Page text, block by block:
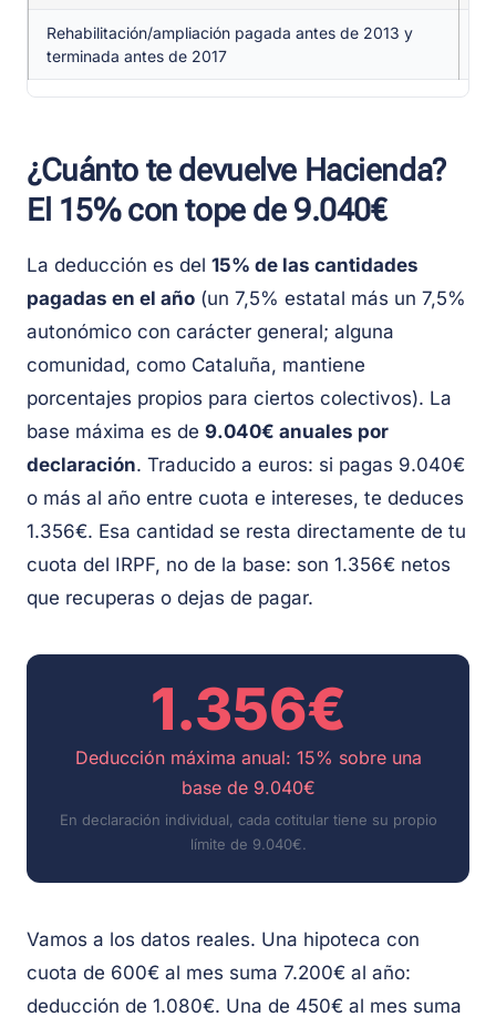
Rehabilitación/ampliación pagada antes de 2013 y
terminada antes de 2017
¿Cuánto te devuelve Hacienda?
El 15% con tope de 9.040€
La deducción es del 15% de las cantidades
pagadas en el año (un 7,5% estatal más un 7,5%
autonómico con carácter general; alguna
comunidad, como Cataluña, mantiene
porcentajes propios para ciertos colectivos). La
base máxima es de 9.040€ anuales por
declaración. Traducido a euros: si pagas 9.040€
o más al año entre cuota e intereses, te deduces
1.356€. Esa cantidad se resta directamente de tu
cuota del IRPF, no de la base: son 1.356€ netos
que recuperas o dejas de pagar.
1.356€
Deducción máxima anual: 15% sobre una
base de 9.040€
En declaración individual, cada cotitular tiene su propio
límite de 9.040€.
Vamos a los datos reales. Una hipoteca con
cuota de 600€ al mes suma 7.200€ al año:
deducción de 1.080€. Una de 450€ al mes suma